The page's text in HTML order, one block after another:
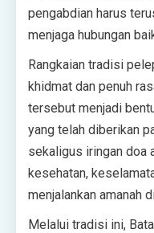
pengabdian harus
menjaga hubungan
Rangkaian tradisi
khidmat dan penuh
tersebut menjadi
yang telah diberikan
sekaligus iringan doa
kesehatan,
menjalankan amanah
Melalui tradisi ini,